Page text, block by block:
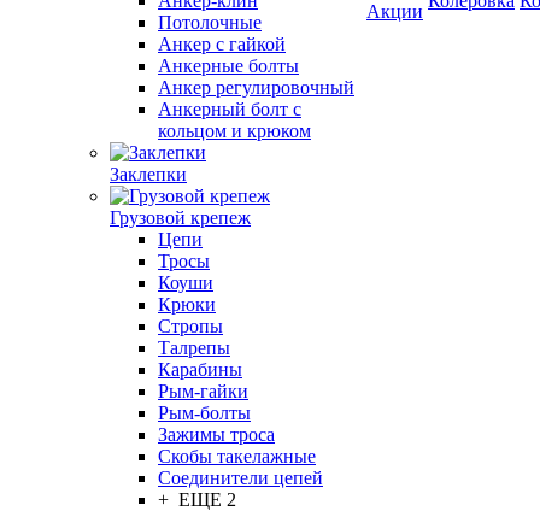
Потолочные
Анкер с гайкой
Анкерные болты
Анкер регулировочный
Анкерный болт с
кольцом и крюком
Заклепки
Грузовой крепеж
Цепи
Тросы
Коуши
Крюки
Стропы
Талрепы
Карабины
Рым-гайки
Рым-болты
Зажимы троса
Скобы такелажные
Соединители цепей
+ ЕЩЕ 2
Акции